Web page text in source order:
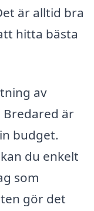
är alltid bra
hitta bästa
av
är
budget.
du enkelt
som
gör det